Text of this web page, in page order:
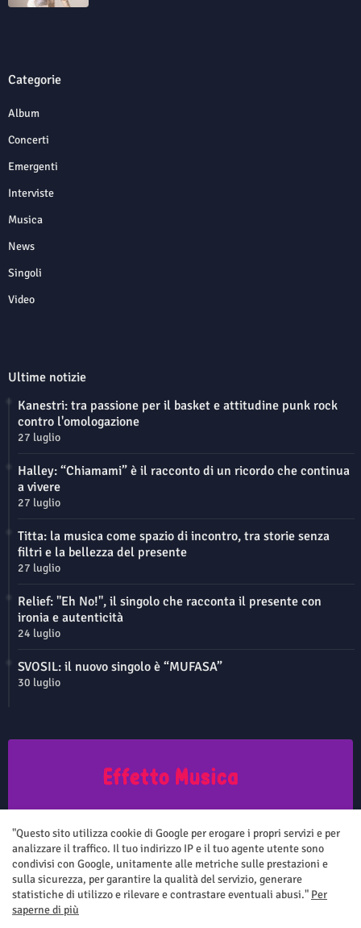
Categorie
Album
Concerti
Emergenti
Interviste
Musica
News
Singoli
Video
Ultime notizie
Kanestri: tra passione per il basket e attitudine punk rock
contro l'omologazione
27 luglio
Halley: “Chiamami” è il racconto di un ricordo che continua
a vivere
27 luglio
Titta: la musica come spazio di incontro, tra storie senza
filtri e la bellezza del presente
27 luglio
Relief: "Eh No!", il singolo che racconta il presente con
ironia e autenticità
24 luglio
SVOSIL: il nuovo singolo è “MUFASA”
30 luglio
aggiornato senza nessuna periodicità. Non può pertanto considerarsi
un prodotto editoriale ai sensi della legge n.62 del 7.03.2001
Home
"Questo sito utilizza cookie di Google per erogare i propri servizi e per
analizzare il traffico. Il tuo indirizzo IP e il tuo agente utente sono
condivisi con Google, unitamente alle metriche sulle prestazioni e
sulla sicurezza, per garantire la qualità del servizio, generare
statistiche di utilizzo e rilevare e contrastare eventuali abusi." Per
saperne di più